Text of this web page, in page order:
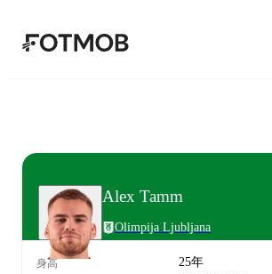
跳转到主要内容
Alex Tamm
Olimpija Ljubljana
身高 25年